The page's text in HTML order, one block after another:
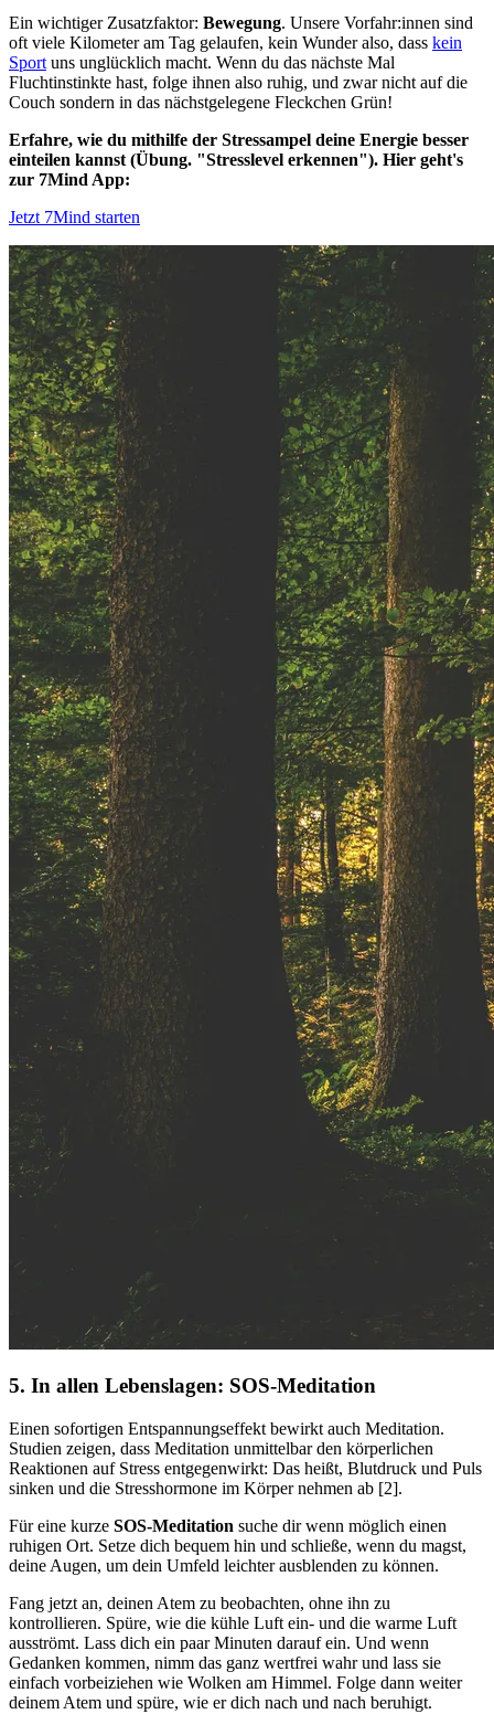
Ein wichtiger Zusatzfaktor: Bewegung. Unsere Vorfahr:innen sind
oft viele Kilometer am Tag gelaufen, kein Wunder also, dass kein
Sport uns unglücklich macht. Wenn du das nächste Mal
Fluchtinstinkte hast, folge ihnen also ruhig, und zwar nicht auf die
Couch sondern in das nächstgelegene Fleckchen Grün!
Erfahre, wie du mithilfe der Stressampel deine Energie besser
einteilen kannst (Übung. "Stresslevel erkennen"). Hier geht's
zur 7Mind App:
Jetzt 7Mind starten
5. In allen Lebenslagen: SOS-Meditation
Einen sofortigen Entspannungseffekt bewirkt auch Meditation.
Studien zeigen, dass Meditation unmittelbar den körperlichen
Reaktionen auf Stress entgegenwirkt: Das heißt, Blutdruck und Puls
sinken und die Stresshormone im Körper nehmen ab [2].
Für eine kurze SOS-Meditation suche dir wenn möglich einen
ruhigen Ort. Setze dich bequem hin und schließe, wenn du magst,
deine Augen, um dein Umfeld leichter ausblenden zu können.
Fang jetzt an, deinen Atem zu beobachten, ohne ihn zu
kontrollieren. Spüre, wie die kühle Luft ein- und die warme Luft
ausströmt. Lass dich ein paar Minuten darauf ein. Und wenn
Gedanken kommen, nimm das ganz wertfrei wahr und lass sie
einfach vorbeiziehen wie Wolken am Himmel. Folge dann weiter
deinem Atem und spüre, wie er dich nach und nach beruhigt.